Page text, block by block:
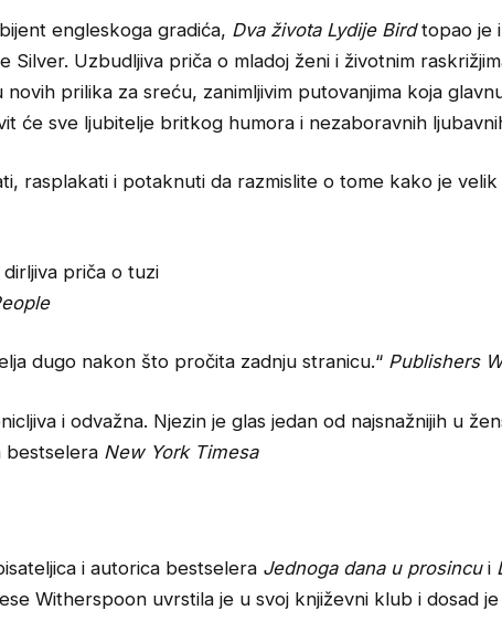
engleskoga gradića, Dva života Lydije Birdtopao je
Silver. Uzbudljiva priča o mladoj ženi i životnim
prilika za sreću, zanimljivim putovanjima koja
će sve ljubitelje britkog humora i nezaboravnih
rasplakati i potaknuti da razmislite o tome kako je
priča o tuzi
dugo nakon što pročita zadnju stranicu.“ Publishers
i odvažna. Njezin je glas jedan od najsnažnijih u
bestselera New York Timesa
i autorica bestselera Jednoga dana u prosincu i
Witherspoon uvrstila je u svoj književni klub i dosad